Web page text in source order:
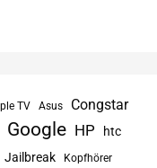
TV Asus Congstar
Google HP htc
Jailbreak Kopfhörer